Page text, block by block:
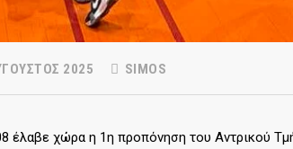
2025 SIMOS
έλαβε χώρα η 1η προπόνηση του Αντρικού